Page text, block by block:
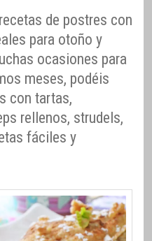
de postres con
para otoño y
ocasiones para
meses, podéis
con tartas,
rellenos, strudels,
fáciles y